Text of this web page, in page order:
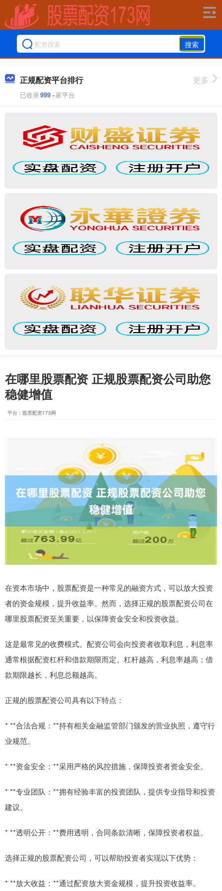
搜索
正规配资平台排行
已收录999+家平台
更多
在哪里股票配资 正规股票配资公司助您
稳健增值
平台：股票配资173网
在资本市场中，股票配资是一种常见的融资方式，可以放大投资
者的资金规模，提升收益率。然而，选择正规的股票配资公司在
哪里股票配资至关重要，以保障资金安全和投资收益。
这是最常见的收费模式。配资公司会向投资者收取利息，利息率
通常根据配资杠杆和借款期限而定。杠杆越高，利息率越高；借
款期限越长，利息总额越高。
正规的股票配资公司具有以下特点：
* **合法合规：**持有相关金融监管部门颁发的营业执照，遵守行
业规范。
* **资金安全：**采用严格的风控措施，保障投资者资金安全。
* **专业团队：**拥有经验丰富的投资团队，提供专业指导和投资
建议。
* **透明公开：**费用透明，合同条款清晰，保障投资者权益。
选择正规的股票配资公司，可以帮助投资者实现以下优势：
* **放大收益：**通过配资放大资金规模，提升投资收益率。